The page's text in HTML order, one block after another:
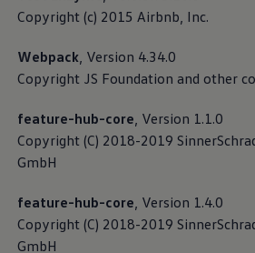
Copyright (c) 2015 Airbnb, Inc.
Webpack, Version 4.34.0
Copyright JS Foundation and other
feature-hub-core, Version 1.1.0
Copyright (C) 2018-2019
GmbH
feature-hub-core, Version 1.4.0
Copyright (C) 2018-2019
GmbH